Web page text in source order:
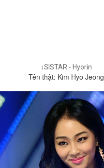
↓SISTAR - Hyorin
Tên thật: Kim Hyo Jeong